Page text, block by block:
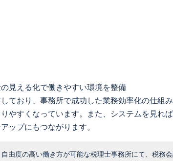
見える化で働きやすい環境を整備
ており、事務所で成功した業務効率化の仕組
やすくなっています。また、システムを見れ
ップにもつながります。
由度の高い働き方が可能な税理士事務所にて、税務